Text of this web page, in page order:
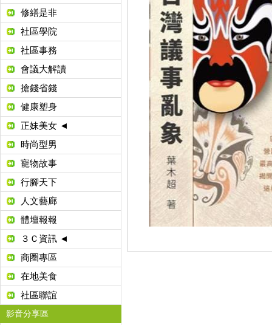
修繕是非
社區學院
社區事務
會議大解讀
搶錢省錢
健康塑身
正妹美女 ◄
時尚型男
寵物故事
行腳天下
人文藝廊
體壇報報
３Ｃ資訊 ◄
商圈專區
在地美食
社區聯誼
影音分享區